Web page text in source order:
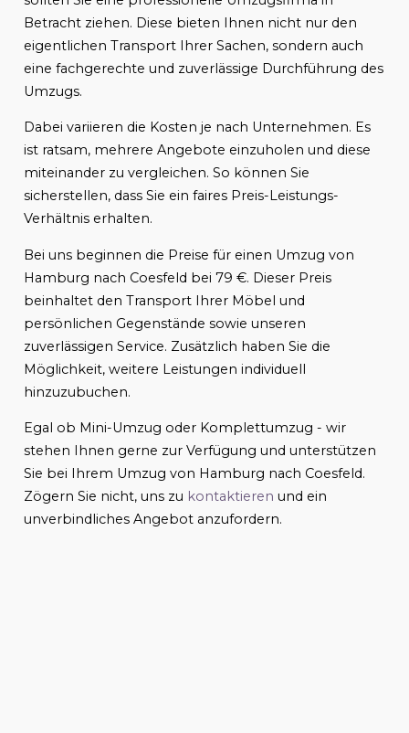
Betracht ziehen. Diese bieten Ihnen nicht nur den
eigentlichen Transport Ihrer Sachen, sondern auch
eine fachgerechte und zuverlässige Durchführung des
Umzugs.
Dabei variieren die Kosten je nach Unternehmen. Es
ist ratsam, mehrere Angebote einzuholen und diese
miteinander zu vergleichen. So können Sie
sicherstellen, dass Sie ein faires Preis-Leistungs-
Verhältnis erhalten.
Bei uns beginnen die Preise für einen Umzug von
Hamburg nach Coesfeld bei 79 €. Dieser Preis
beinhaltet den Transport Ihrer Möbel und
persönlichen Gegenstände sowie unseren
zuverlässigen Service. Zusätzlich haben Sie die
Möglichkeit, weitere Leistungen individuell
hinzuzubuchen.
Egal ob Mini-Umzug oder Komplettumzug - wir
stehen Ihnen gerne zur Verfügung und unterstützen
Sie bei Ihrem Umzug von Hamburg nach Coesfeld.
Zögern Sie nicht, uns zu kontaktieren und ein
unverbindliches Angebot anzufordern.